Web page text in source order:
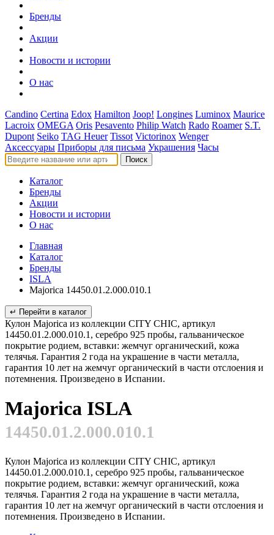
Бренды
Акции
Новости и истории
О нас
Candino Certina Edox Hamilton Joop! Longines Luminox Maurice
Lacroix OMEGA Oris Pesavento Philip Watch Rado Roamer S.T.
Dupont Seiko TAG Heuer Tissot Victorinox Wenger
Аксессуары Приборы для письма Украшения Часы
Поиск
Каталог
Бренды
Акции
Новости и истории
О нас
Главная
Каталог
Бренды
ISLA
Majorica 14450.01.2.000.010.1
↵ Перейти в каталог
Кулон Majorica из коллекции CITY CHIC, артикул
14450.01.2.000.010.1, серебро 925 пробы, гальваническое
покрытие родием, вставки: жемчуг органический, кожа
телячья. Гарантия 2 года на украшение в части металла,
гарантия 10 лет на жемчуг органический в части отслоения и
потемнения. Произведено в Испании.
Majorica ISLA
14450.01.2.000.010.1
Кулон Majorica из коллекции CITY CHIC, артикул
14450.01.2.000.010.1, серебро 925 пробы, гальваническое
покрытие родием, вставки: жемчуг органический, кожа
телячья. Гарантия 2 года на украшение в части металла,
гарантия 10 лет на жемчуг органический в части отслоения и
потемнения. Произведено в Испании.